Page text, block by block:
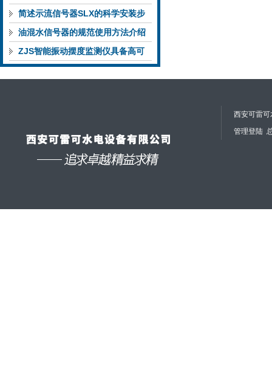
法
简述示流信号器SLX的科学安装步
骤
油混水信号器的规范使用方法介绍
ZJS智能振动摆度监测仪具备高可
靠性与自诊断能力
西安可雷
管理登陆